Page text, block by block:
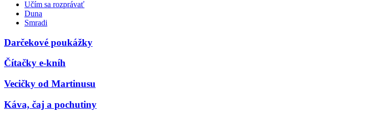
Učím sa rozprávať
Duna
Smradi
Darčekové poukážky
Čítačky e-kníh
Vecičky od Martinusu
Káva, čaj a pochutiny